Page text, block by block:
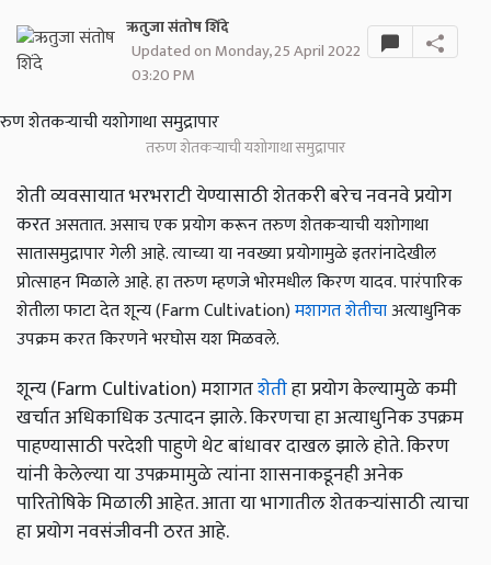
ऋतुजा संतोष शिंदे
Updated on Monday, 25 April 2022
03:20 PM
तरुण शेतकऱ्याची यशोगाथा समुद्रापार
शेती व्यवसायात भरभराटी येण्यासाठी शेतकरी बरेच नवनवे प्रयोग
करतअसतात. असाच एक प्रयोग करून तरुण शेतकऱ्याची यशोगाथा
सातासमुद्रापार गेली आहे. त्याच्या या नवख्या प्रयोगामुळे इतरांनादेखील
प्रोत्साहन मिळाले आहे. हा तरुण म्हणजे भोरमधील किरण यादव. पारंपारिक
शेतीला फाटा देत शून्य (Farm Cultivation)मशागत शेतीचाअत्याधुनिक
उपक्रम करत किरणने भरघोस यश मिळवले.
शून्य (Farm Cultivation) मशागतशेतीहा प्रयोग केल्यामुळे कमी
खर्चात अधिकाधिक उत्पादन झाले. किरणचा हा अत्याधुनिक उपक्रम
पाहण्यासाठी परदेशी पाहुणे थेट बांधावर दाखल झाले होते. किरण
यांनी केलेल्या या उपक्रमामुळे त्यांना शासनाकडूनही अनेक
पारितोषिके मिळाली आहेत. आता या भागातील शेतकऱ्यांसाठी त्याचा
हा प्रयोग नवसंजीवनी ठरत आहे.